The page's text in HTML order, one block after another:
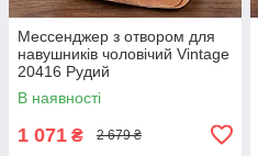
Мессенджер з отвором для
навушників чоловічий Vintage
20416 Рудий
В наявності
1 071 ₴ 2 679 ₴